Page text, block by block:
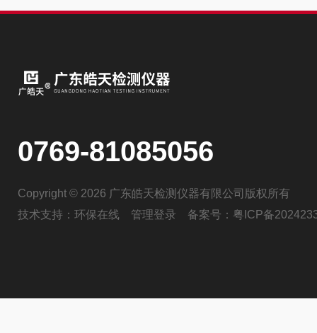
0769-81085056
Copyright © 2026 广东皓天检测仪器有限公司版权所有
技术支持： 环保在线 管理登录 备案号： 粤ICP备